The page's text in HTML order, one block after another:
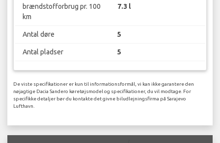
brændstofforbrug pr. 100
km
7.3 l
Antal døre 5
Antal pladser 5
De viste specifikationer er kun til informationsformål, vi kan ikke garantere den
nøjagtige Dacia Sandero køretøjsmodel og specifikationer, du vil modtage. For
specifikke detaljer bør du kontakte det givne biludlejningsfirma på Sarajevo
Lufthavn.